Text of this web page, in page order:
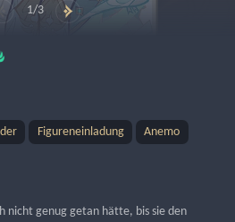
1/3
Figureneinladung Anemo
nicht genug getan hätte, bis sie den